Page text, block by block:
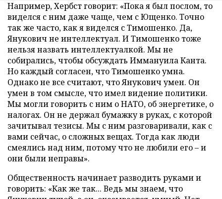
Например, Хербст говорит: «Пока я был послом, то
виделся с ним даже чаще, чем с Ющенко. Точно
так же часто, как я виделся с Тимошенко. Да,
Янукович не интеллектуал. И Тимошенко тоже
нельзя назвать интеллектуалкой. Мы не
собирались, чтобы обсуждать Иммануила Канта.
Но каждый согласен, что Тимошенко умна.
Однако не все считают, что Янукович умен. Он
умен в том смысле, что имел видение политики.
Мы могли говорить с ним о НАТО, об энергетике, о
налогах. Он не держал бумажку в руках, с которой
зачитывал тезисы. Мы с ним разговаривали, как с
вами сейчас, о сложных вещах. Тогда как люди
смеялись над ним, потому что не любили его – и
они были неправы».
Общественность начинает разводить руками и
говорить: «Как же так... Ведь мы знаем, что